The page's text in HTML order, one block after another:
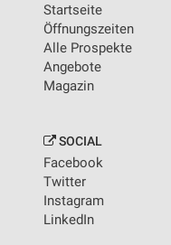
Startseite
Öffnungszeiten
Alle Prospekte
Angebote
Magazin
SOCIAL
Facebook
Twitter
Instagram
LinkedIn